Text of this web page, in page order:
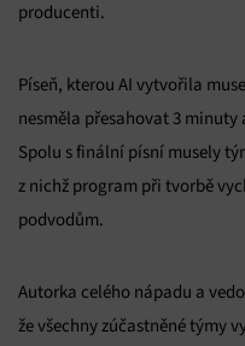
producenti.
Píseň, kterou AI vytvořila
nesměla přesahovat 3
Spolu s finální písní musely
z nichž program při tvorbě
podvodům.
Autorka celého nápadu a
že všechny zúčastněné týmy